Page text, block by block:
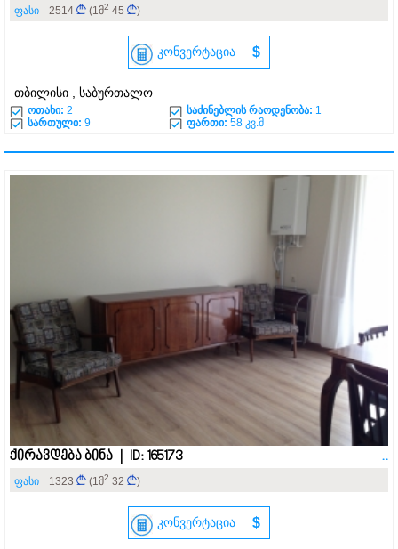
ფასი 2514 (1მ2 45 )
კონვერტაცია $
თბილისი , საბურთალო
ოთახი: 2 საძინებლის რაოდენობა: 1
სართული: 9 ფართი: 58 კვ.მ
ქირავდება ბინა | ID: 165173 ..
ფასი 1323 (1მ2 32 )
კონვერტაცია $